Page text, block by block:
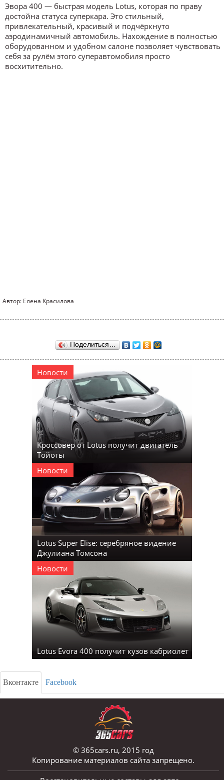
Эвора 400 — быстрая модель Lotus, которая по праву
достойна статуса суперкара. Это стильный,
привлекательный, красивый и подчёркнуто
аэродинамичный автомобиль. Нахождение в полностью
оборудованном и удобном салоне позволяет чувствовать
себя за рулём этого суперавтомобиля просто
восхитительно.
Автор: Елена Красилова
Поделиться…
Новости
Кроссовер от Lotus получит двигатель
Тойоты
Новости
Lotus Super Elise: серебряное видение
Джулиана Томсона
Новости
Lotus Evora 400 получит кузов кабриолет
Вконтакте Facebook
© 365cars.ru, 2015 год
Копирование материалов сайта запрещено.